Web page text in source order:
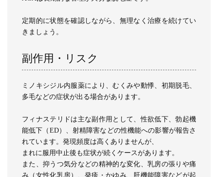
定期的に状態を確認しながら、無理なく治療を続けてい
きましょう。
副作用・リスク
ミノキシジル内服薬により、むくみや動悸、初期脱毛、
多毛などの症状が出る場合があります。
フィナステリドは主な副作用として、性欲低下、勃起機
能低下（ED）、射精障害などの性機能への影響が報告さ
れています。発現頻度は高くありませんが、
まれに服用中止後も症状が続くケースがあります。
また、抑うつ気分などの精神的な変化、乳房の張りや痛
み（女性化乳房）、発疹・かゆみ、肝機能障害などが起